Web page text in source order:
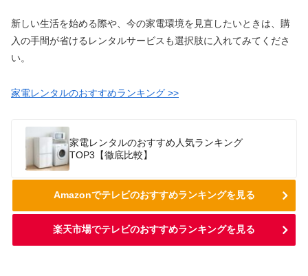
新しい生活を始める際や、今の家電環境を見直したいときは、購
入の手間が省けるレンタルサービスも選択肢に入れてみてくださ
い。
家電レンタルのおすすめランキング >>
家電レンタルのおすすめ人気ランキング
TOP3【徹底比較】
Amazonでテレビのおすすめランキングを見る
楽天市場でテレビのおすすめランキングを見る